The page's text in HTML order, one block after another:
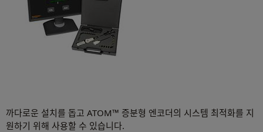
까다로운 설치를 돕고 ATOM™ 증분형 엔코더의 시스템 최적화를 지
원하기 위해 사용할 수 있습니다.